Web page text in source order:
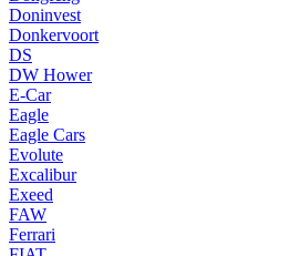
Doninvest
Donkervoort
DS
DW Hower
E-Car
Eagle
Eagle Cars
Evolute
Excalibur
Exeed
FAW
Ferrari